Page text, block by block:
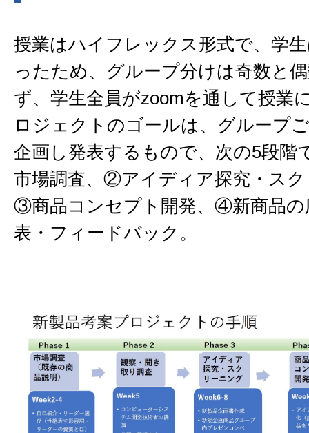
授業はハイフレックス形式で、学
ったため、グループ分けは奇数と
ず、学生全員がzoomを通して授業
ロジェクトのゴールは、グループ
企画し発表するもので、次の5段
市場調査、②アイディア探究・ス
③商品コンセプト開発、④新商品の
表・フィードバック。